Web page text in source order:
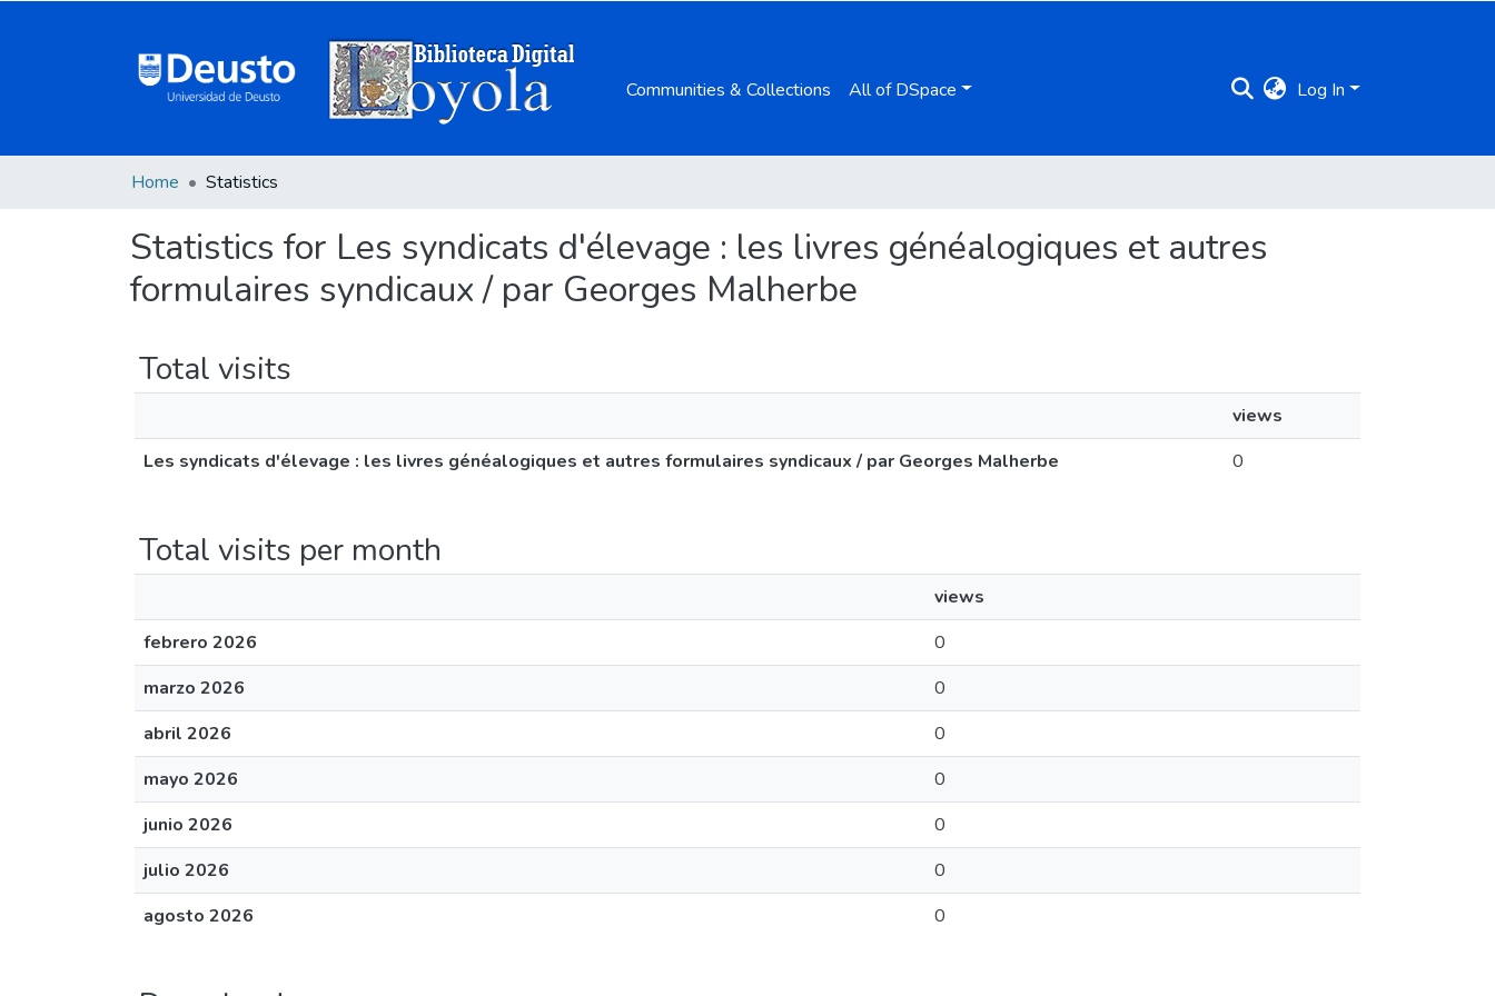
Communities & Collections All of DSpace Log In
Home Statistics
Statistics for Les syndicats d'élevage : les livres généalogiques et autres
formulaires syndicaux / par Georges Malherbe
Total visits
views
Les syndicats d'élevage : les livres généalogiques et autres formulaires syndicaux / par Georges Malherbe
0
Total visits per month
views
febrero 2026
0
marzo 2026
0
abril 2026
0
mayo 2026
0
junio 2026
0
julio 2026
0
agosto 2026
0